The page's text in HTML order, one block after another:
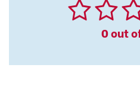
0out